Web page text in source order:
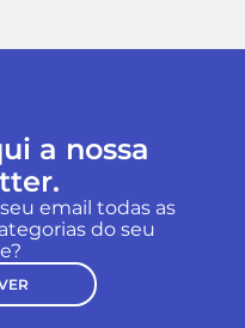
a nossa
email todas as
do seu